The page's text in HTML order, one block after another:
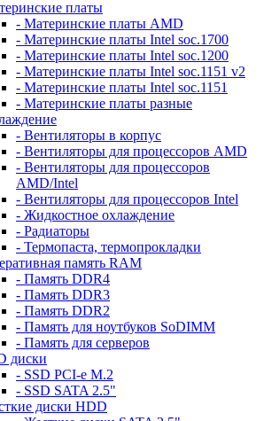
платы
- Материнские платы AMD
- Материнские платы Intel soc.1700
- Материнские платы Intel soc.1200
- Материнские платы Intel soc.1151 v2
- Материнские платы Intel soc.1151
- Материнские платы разные
- Вентиляторы в корпус
- Вентиляторы для процессоров AMD
- Вентиляторы для процессоров
AMD/Intel
- Вентиляторы для процессоров Intel
- Жидкостное охлаждение
- Радиаторы
- Термопаста, термопрокладки
память RAM
- Память DDR4
- Память DDR3
- Память DDR2
- Память для ноутбуков SoDIMM
- Память для серверов
диски
- SSD PCI-e M.2
- SSD SATA 2.5"
диски HDD